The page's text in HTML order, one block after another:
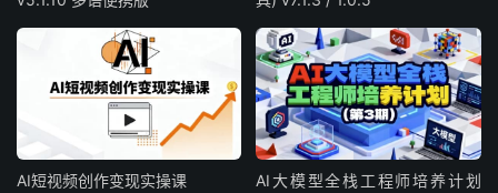
AI短视频创作变现实操课
AI大模型全栈工程师培养计划